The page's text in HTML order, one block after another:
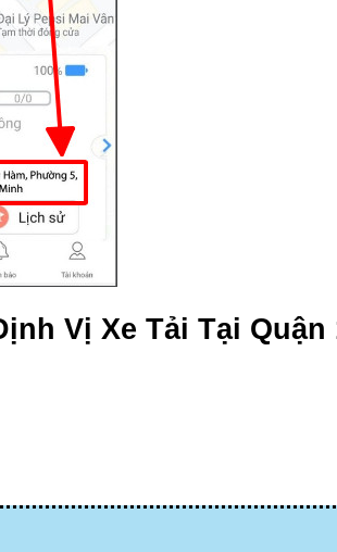
Vị Xe Tải Tại Quận